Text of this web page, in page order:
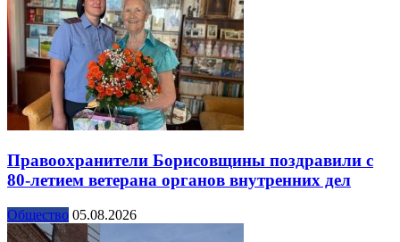
Правоохранители Борисовщины поздравили с
80-летием ветерана органов внутренних дел
Общество 05.08.2026